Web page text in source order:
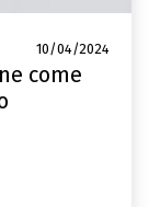
10/04/2024
come